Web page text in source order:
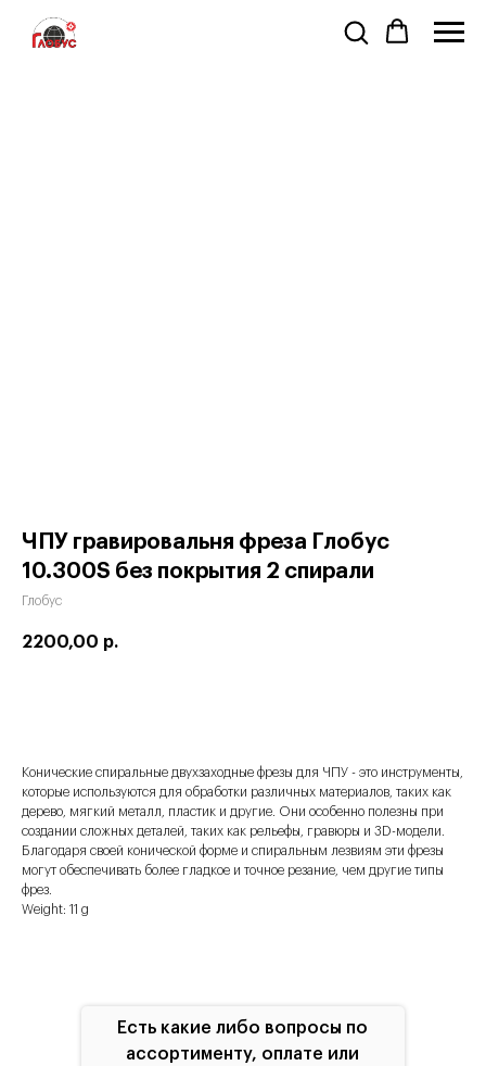
ЧПУ гравировальня фреза Глобус
10.300S без покрытия 2 спирали
Глобус
2200,00 р.
Конические спиральные двухзаходные фрезы для ЧПУ - это инструменты,
которые используются для обработки различных материалов, таких как
дерево, мягкий металл, пластик и другие. Они особенно полезны при
создании сложных деталей, таких как рельефы, гравюры и 3D-модели.
Благодаря своей конической форме и спиральным лезвиям эти фрезы
могут обеспечивать более гладкое и точное резание, чем другие типы
фрез.
Weight: 11 g
Есть какие либо вопросы по
ассортименту, оплате или